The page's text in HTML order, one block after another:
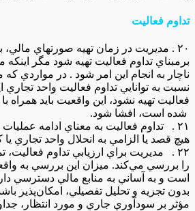
تداوم‌ فعاليت‌
۲۰ . مديريت‌ در زمان‌ تهيه‌ صورتهاي‌ مالي‌، بايد توان‌ ادامه‌ فعاليت‌ واحد تجاري‌ را ارزيابي‌ كند. صورتهاي‌ مالي‌ بايد
برمبناي‌ تداوم‌ فعاليت‌ تهيه‌ شود مگر
ناچار به‌ انجام‌ اين‌ امر شود . در مواردي‌
نسبت‌ به‌ توانايي‌ تداوم‌ فعاليت‌ واحد تجاري‌
فعاليت‌ تهيه‌ نشود، اين‌ واقعيت‌ بايد همراه‌
‌ شده‌ است‌، افشا شود.
۲۱ . تداوم‌ فعاليت‌ به‌ معناي‌ ادامه‌ عمليات‌ واحد تجاري‌ در آينده‌ قابل‌ پيش‌بيني‌ است‌. يعني‌ در تهيه‌ و ارائه‌ صورتهاي‌ مالي‌،
هيچ‌ قصد يا الزامي‌ به‌ انحلال‌ واحد
۲۲ . مديريت‌ براي‌ ارزيابي‌ تداوم‌ فعاليت‌، تمام‌ اطلاعات‌ موجود در خصوص‌ آينده‌ قابل‌ پيش‌بيني‌ (حداقل‌ ۱۲ ماه‌ پس‌ از تاريخ‌ ترازنامه‌)
را بررسي‌ مي‌كند. ميزان‌ اين‌ بررسي‌ به‌
است‌ و به آساني‌ به‌ منابع‌ مالي‌ دسترسي‌
بدون‌ تجزيه‌ و تحليل‌ تفصيلي‌، امكان‌پذير
مؤثر بر سودآوري‌ جاري‌ و مورد انتظار،